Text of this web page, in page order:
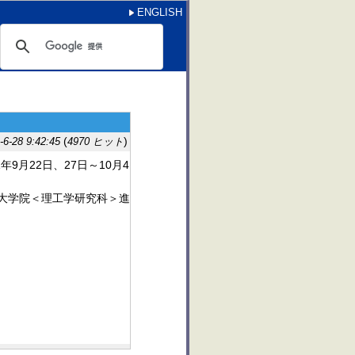
ENGLISH
6-28 9:42:45(4970 ヒット)
9月22日、27日～10月4
学院＜理工学研究科＞進